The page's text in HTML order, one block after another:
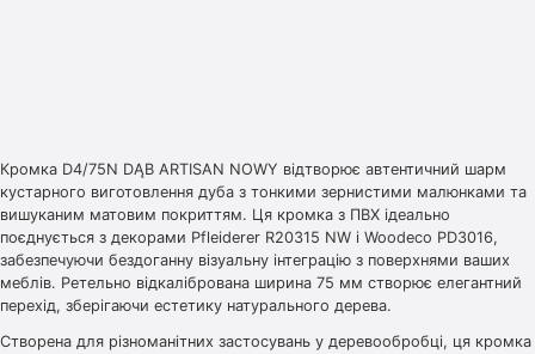
Кромка D4/75N DĄB ARTISAN NOWY відтворює автентичний шарм
кустарного виготовлення дуба з тонкими зернистими малюнками та
вишуканим матовим покриттям. Ця кромка з ПВХ ідеально
поєднується з декорами Pfleiderer R20315 NW і Woodeco PD3016,
забезпечуючи бездоганну візуальну інтеграцію з поверхнями ваших
меблів. Ретельно відкалібрована ширина 75 мм створює елегантний
перехід, зберігаючи естетику натурального дерева.
Створена для різноманітних застосувань у деревообробці, ця кромка